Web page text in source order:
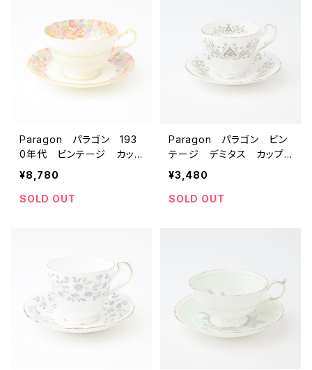
Paragon パラゴン 193
0年代 ビンテージ カッ
プ＆ソーサー 【イギリス】
アンティーク コーヒー
カップ ティーカップ
¥8,780
SOLD OUT
Paragon パラゴン ビン
テージ デミタス カップ＆
ソーサー 【イギリス】 ア
ンティーク コーヒーカッ
プ ティーカップ
¥3,480
SOLD OUT